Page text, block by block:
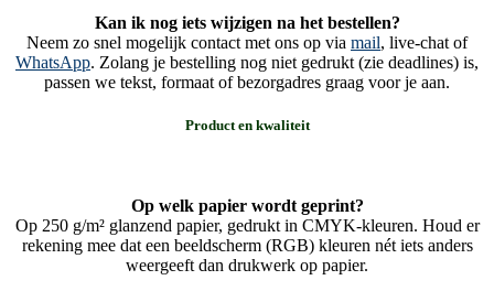
Kan ik nog iets wijzigen na het bestellen?
Neem zo snel mogelijk contact met ons op via mail, live-chat of
WhatsApp. Zolang je bestelling nog niet gedrukt (zie deadlines) is,
passen we tekst, formaat of bezorgadres graag voor je aan.
Product en kwaliteit
Op welk papier wordt geprint?
Op 250 g/m² glanzend papier, gedrukt in CMYK-kleuren. Houd er
rekening mee dat een beeldscherm (RGB) kleuren nét iets anders
weergeeft dan drukwerk op papier.